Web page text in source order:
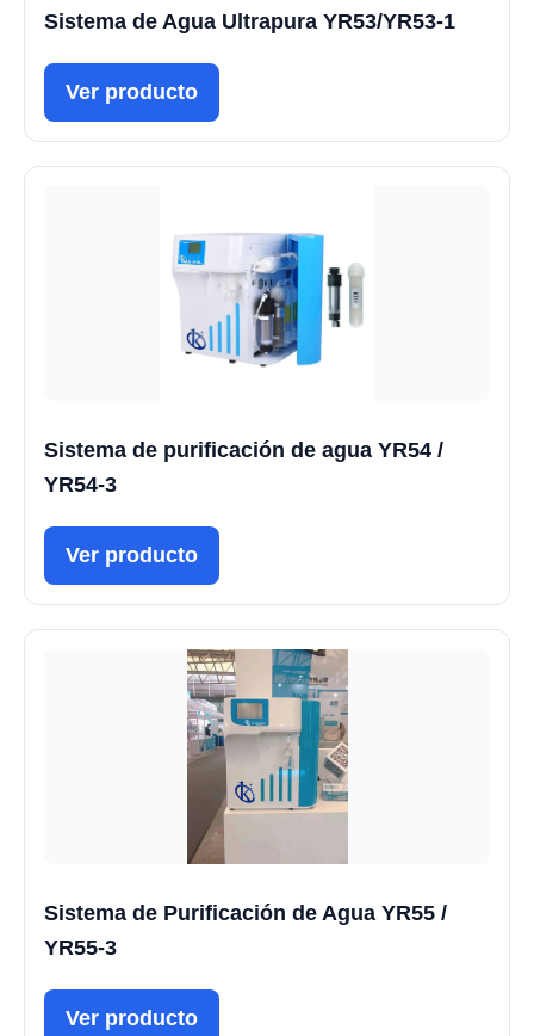
Sistema de Agua Ultrapura YR53/YR53-1
Ver producto
Sistema de purificación de agua YR54 /
YR54-3
Ver producto
Sistema de Purificación de Agua YR55 /
YR55-3
Ver producto